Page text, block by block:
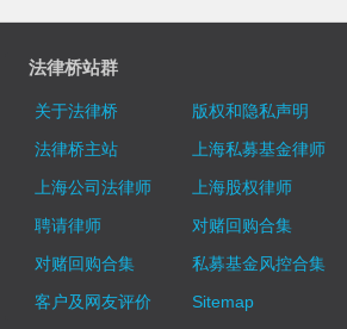
法律桥站群
关于法律桥 版权和隐私声明
法律桥主站
上海私募基金律师
上海公司法律师
上海股权律师
聘请律师
对赌回购合集
对赌回购合集
私募基金风控合集
客户及网友评价
Sitemap